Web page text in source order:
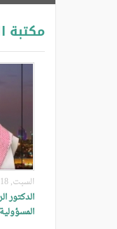
مكتبة
السبت, 2018-12-15
الدكتور